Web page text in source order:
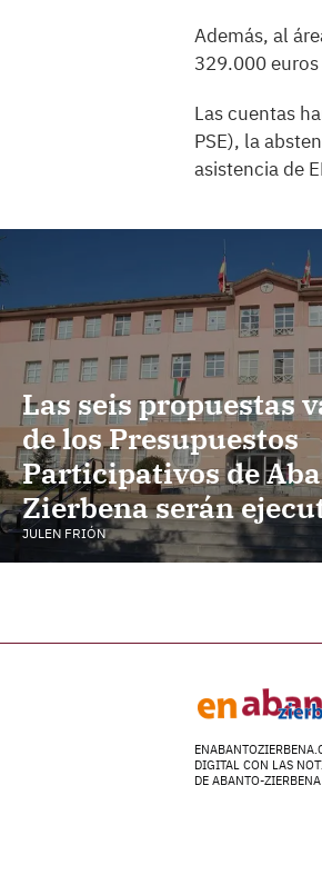
Además, al
329.000
Las cuentas
PSE), la
asistencia de
Las seis propuestas
de los Presupuestos
Participativos de
Zierbena serán
JULEN FRIÓN
DIGITAL CON LAS
DE ABANTO-ZIERBENA